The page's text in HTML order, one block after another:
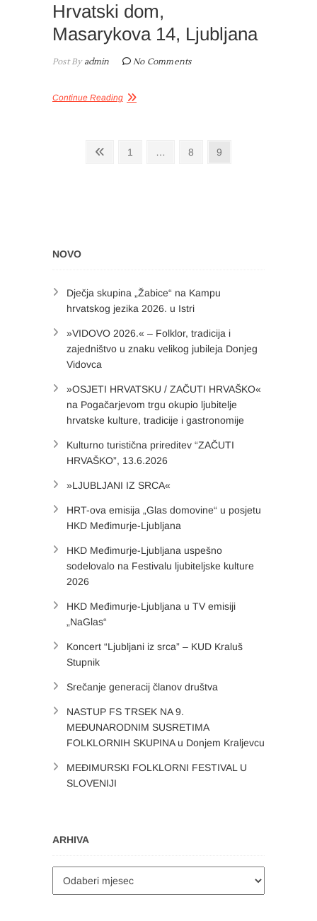
Hrvatski dom,
Masarykova 14, Ljubljana
Post Byadmin No Comments
Continue Reading
Brojevi PreviousPage
1 … Page
8 Page
9
NOVO
Dječja skupina „Žabice“ na Kampu
hrvatskog jezika 2026. u Istri
»VIDOVO 2026.« – Folklor, tradicija i
zajedništvo u znaku velikog jubileja Donjeg
Vidovca
»OSJETI HRVATSKU / ZAČUTI HRVAŠKO«
na Pogačarjevom trgu okupio ljubitelje
hrvatske kulture, tradicije i gastronomije
Kulturno turistična prireditev “ZAČUTI
HRVAŠKO”, 13.6.2026
»LJUBLJANI IZ SRCA«
HRT-ova emisija „Glas domovine“ u posjetu
HKD Međimurje-Ljubljana
HKD Međimurje-Ljubljana uspešno
sodelovalo na Festivalu ljubiteljske kulture
2026
HKD Međimurje-Ljubljana u TV emisiji
„NaGlas“
Koncert “Ljubljani iz srca” – KUD Kraluš
Stupnik
Srečanje generacij članov društva
NASTUP FS TRSEK NA 9.
MEĐUNARODNIM SUSRETIMA
FOLKLORNIH SKUPINA u Donjem Kraljevcu
MEĐIMURSKI FOLKLORNI FESTIVAL U
SLOVENIJI
ARHIVA